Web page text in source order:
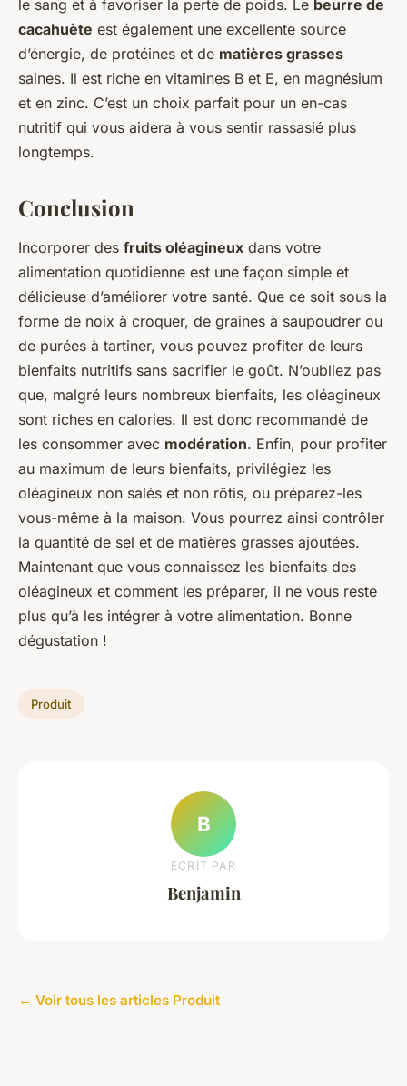
le sang et à favoriser la perte de poids. Le beurre de
cacahuète est également une excellente source
d’énergie, de protéines et de matières grasses
saines. Il est riche en vitamines B et E, en magnésium
et en zinc. C’est un choix parfait pour un en-cas
nutritif qui vous aidera à vous sentir rassasié plus
longtemps.
Conclusion
Incorporer des fruits oléagineux dans votre
alimentation quotidienne est une façon simple et
délicieuse d’améliorer votre santé. Que ce soit sous la
forme de noix à croquer, de graines à saupoudrer ou
de purées à tartiner, vous pouvez profiter de leurs
bienfaits nutritifs sans sacrifier le goût. N’oubliez pas
que, malgré leurs nombreux bienfaits, les oléagineux
sont riches en calories. Il est donc recommandé de
les consommer avec modération. Enfin, pour profiter
au maximum de leurs bienfaits, privilégiez les
oléagineux non salés et non rôtis, ou préparez-les
vous-même à la maison. Vous pourrez ainsi contrôler
la quantité de sel et de matières grasses ajoutées.
Maintenant que vous connaissez les bienfaits des
oléagineux et comment les préparer, il ne vous reste
plus qu’à les intégrer à votre alimentation. Bonne
dégustation !
Produit
B
ECRIT PAR
Benjamin
← Voir tous les articles Produit